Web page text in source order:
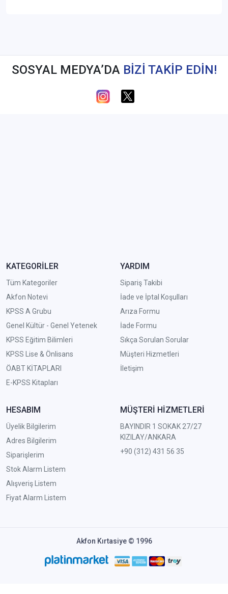
SOSYAL MEDYA’DA BİZİ TAKİP EDİN!
KATEGORİLER
Tüm Kategoriler
Akfon Notevi
KPSS A Grubu
Genel Kültür - Genel Yetenek
KPSS Eğitim Bilimleri
KPSS Lise & Önlisans
ÖABT KİTAPLARI
E-KPSS Kitapları
YARDIM
Sipariş Takibi
İade ve İptal Koşulları
Arıza Formu
İade Formu
Sıkça Sorulan Sorular
Müşteri Hizmetleri
İletişim
HESABIM
Üyelik Bilgilerim
Adres Bilgilerim
Siparişlerim
Stok Alarm Listem
Alışveriş Listem
Fiyat Alarm Listem
MÜŞTERİ HİZMETLERİ
BAYINDIR 1 SOKAK 27/27
KIZILAY/ANKARA
+90 (312) 431 56 35
Akfon Kırtasiye © 1996